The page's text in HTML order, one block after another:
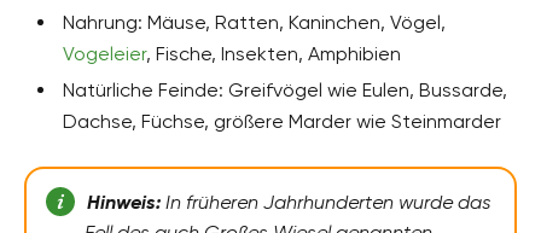
Nahrung: Mäuse, Ratten, Kaninchen, Vögel,
Vogeleier, Fische, Insekten, Amphibien
Natürliche Feinde: Greifvögel wie Eulen, Bussarde,
Dachse, Füchse, größere Marder wie Steinmarder
Hinweis:In früheren Jahrhunderten wurde das